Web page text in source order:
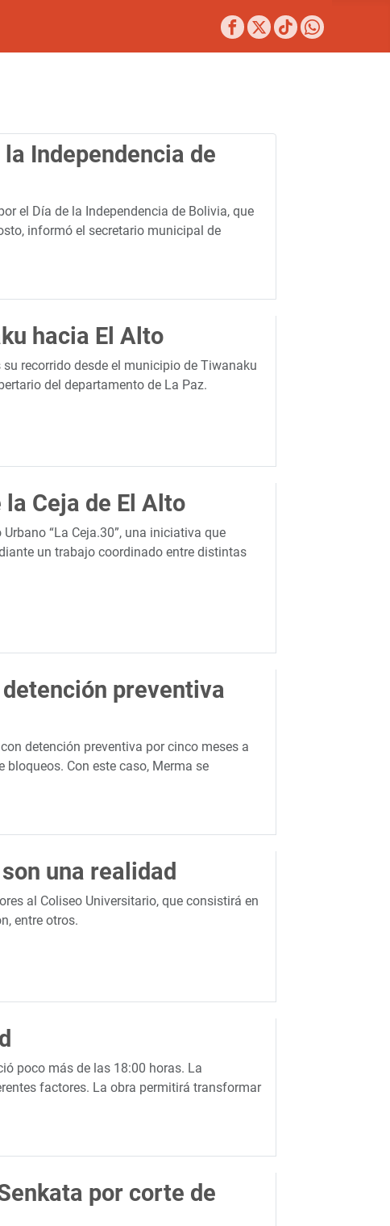
Independencia de
el Día de la Independencia de Bolivia, que
informó el secretario municipal de
hacia El Alto
recorrido desde el municipio de Tiwanaku
del departamento de La Paz.
Ceja de El Alto
“La Ceja.30”, una iniciativa que
un trabajo coordinado entre distintas
preventiva
detención preventiva por cinco meses a
Con este caso, Merma se
una realidad
al Coliseo Universitario, que consistirá en
entre otros.
poco más de las 18:00 horas. La
factores. La obra permitirá transformar
por corte de